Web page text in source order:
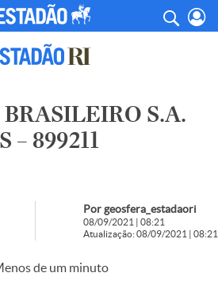
S.A.
– 899211
Por geosfera_estadaori
08/09/2021 | 08:21
Atualização: 08/09/2021 | 08:21
de um minuto